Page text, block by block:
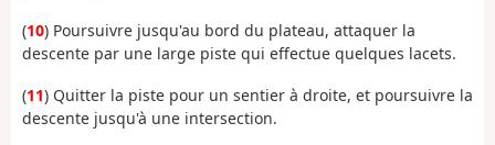
(10) Poursuivre jusqu'au bord du plateau, attaquer la
descente par une large piste qui effectue quelques lacets.
(11) Quitter la piste pour un sentier à droite, et poursuivre la
descente jusqu'à une intersection.